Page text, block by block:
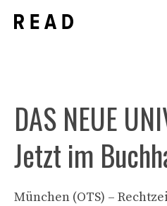
Inhalt
DAS NEUE
Jetzt im
München (OTS) –